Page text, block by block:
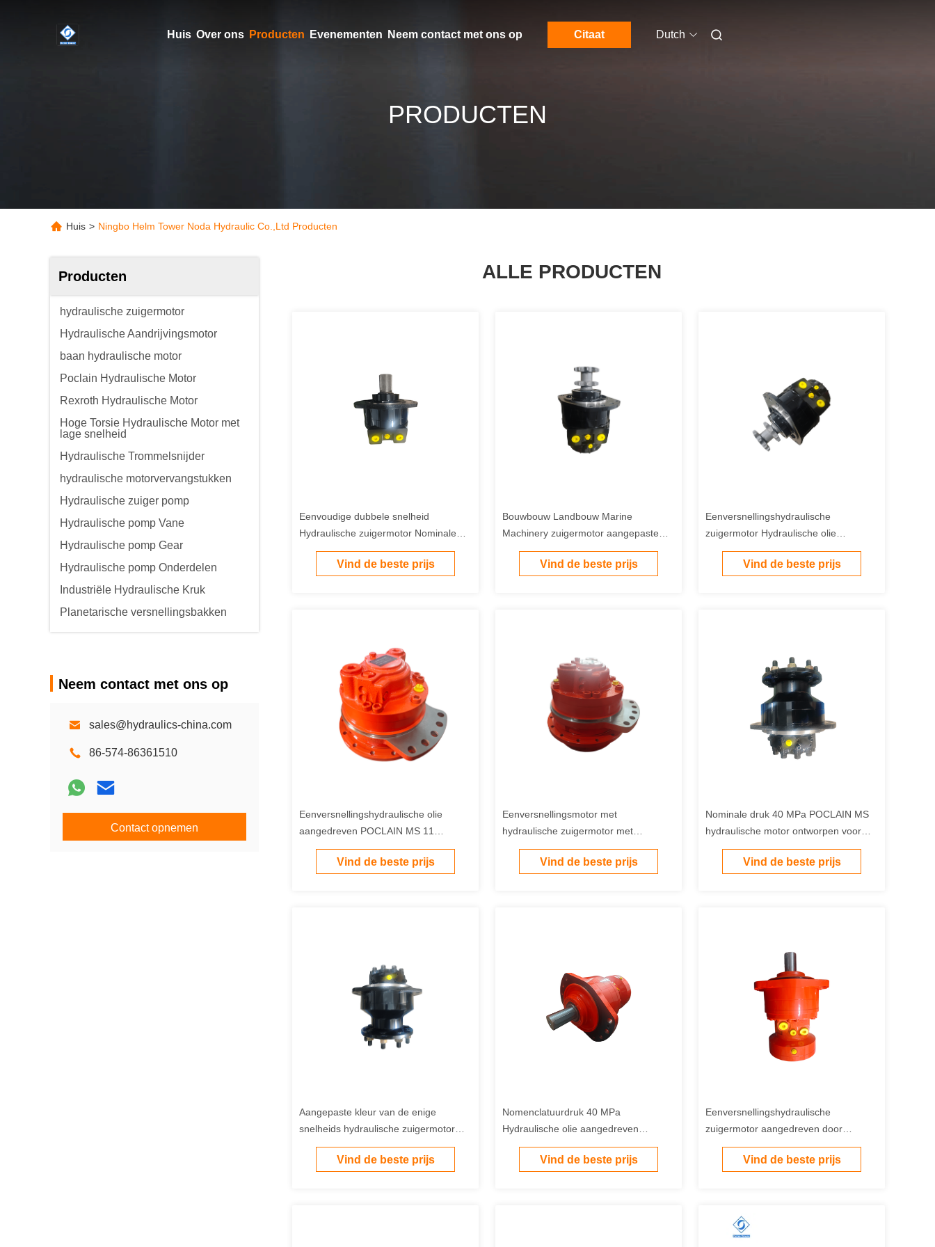
Huis Over ons Producten Evenementen Neem contact met ons op Citaat Dutch
PRODUCTEN
Huis > Ningbo Helm Tower Noda Hydraulic Co.,Ltd Producten
Producten
hydraulische zuigermotor
Hydraulische Aandrijvingsmotor
baan hydraulische motor
Poclain Hydraulische Motor
Rexroth Hydraulische Motor
Hoge Torsie Hydraulische Motor met
lage snelheid
Hydraulische Trommelsnijder
hydraulische motorvervangstukken
Hydraulische zuiger pomp
Hydraulische pomp Vane
Hydraulische pomp Gear
Hydraulische pomp Onderdelen
Industriële Hydraulische Kruk
Planetarische versnellingsbakken
Neem contact met ons op
sales@hydraulics-china.com
86-574-86361510
Contact opnemen
ALLE PRODUCTEN
Eenvoudige dubbele snelheid
Hydraulische zuigermotor Nominale
druk 40 MPa Hydraulische olie
Krachttype Ondersteunende diverse
Vind de beste prijs
Bouwbouw Landbouw Marine
Machinery zuigermotor aangepaste
kleur hydraulische motor geschikt voor
zware toepassingen
Vind de beste prijs
Eenversnellingshydraulische
zuigermotor Hydraulische olie
krachttype Perfecte bouwbouw
Landbouw Maritieme machines
Vind de beste prijs
Eenversnellingshydraulische olie
aangedreven POCLAIN MS 11
Hydraulische motor geschikt voor
industriële toepassingen en zware
Vind de beste prijs
Eenversnellingsmotor met
hydraulische zuigermotor met
hydraulische oliecompatibele
bouwbouw landbouw Marine machine-
Vind de beste prijs
Nominale druk 40 MPa POCLAIN MS
hydraulische motor ontworpen voor
prestaties en aanpasbare kleuren die
bij uw uitrusting passen
Vind de beste prijs
Aangepaste kleur van de enige
snelheids hydraulische zuigermotor
Geschikt voor toepassingen van
bouwlandbouw mariene machines
Vind de beste prijs
Nomenclatuurdruk 40 MPa
Hydraulische olie aangedreven
POCLAIN MOTOR Ideaal voor
hydraulische krachtcentrales en
Vind de beste prijs
Eenversnellingshydraulische
zuigermotor aangedreven door
hydraulische olie
Vind de beste prijs